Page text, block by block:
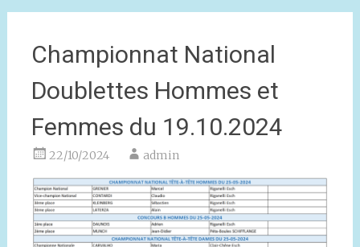
Championnat National
Doublettes Hommes et
Femmes du 19.10.2024
22/10/2024 admin